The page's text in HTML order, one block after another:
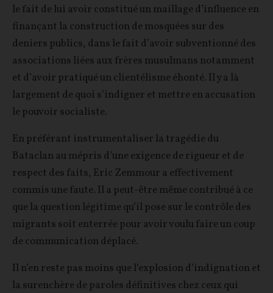
le fait de lui avoir constitué un maillage d’influence en
finançant la construction de mosquées sur des
deniers publics, dans le fait d’avoir subventionné des
associations liées aux frères musulmans notamment
et d’avoir pratiqué un clientélisme éhonté. Il y a là
largement de quoi s’indigner et mettre en accusation
le pouvoir socialiste.
En préférant instrumentaliser la tragédie du
Bataclan au mépris d’une exigence de rigueur et de
respect des faits, Eric Zemmour a effectivement
commis une faute. Il a peut-être même contribué à ce
que la question légitime qu’il pose sur le contrôle des
migrants soit enterrée pour avoir voulu faire un coup
de communication déplacé.
Il n’en reste pas moins que l’explosion d’indignation et
la surenchère de paroles définitives chez ceux qui